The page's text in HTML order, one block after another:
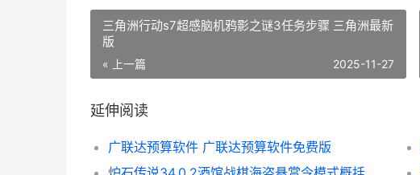
三角洲行动s7超感脑机鸦影之谜3任务步骤 三角洲最新
版
« 上一篇 2025-11-27
延伸阅读
广联达预算软件 广联达预算软件免费版